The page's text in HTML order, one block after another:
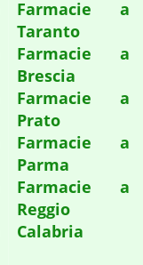
Farmacie a
Taranto
Farmacie a
Brescia
Farmacie a
Prato
Farmacie a
Parma
Farmacie a
Reggio
Calabria